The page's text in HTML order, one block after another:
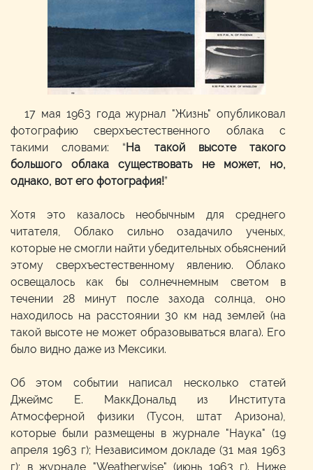
17 мая 1963 года журнал "Жизнь" опубликовал
фотографию сверхъестественного облака с
такими словами: “На такой высоте такого
большого облака существовать не может, но,
однако, вот его фотография!”
Хотя это казалось необычным для среднего
читателя, Облако сильно озадачило ученых,
которые не смогли найти убедительных обьяснений
этому сверхъестественному явлению. Облако
освещалось как бы солнечнемным светом в
течении 28 минут после захода солнца, оно
находилось на расстоянии 30 км над землей (на
такой высоте не может образовываться влага). Его
было видно даже из Мексики.
Об этом событии написал несколько статей
Джеймс Е. МаккДональд из Института
Атмосферной физики (Тусон, штат Аризона),
которые были размещены в журнале "Наука" (19
апреля 1963 г); Независимом докладе (31 мая 1963
г); в журнале "Weatherwise" (июнь 1963 г). Ниже